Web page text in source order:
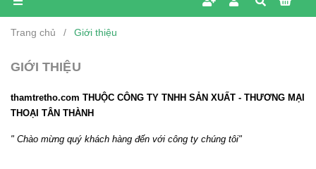
Trang chủ / Giới thiệu
GIỚI THIỆU
thamtretho.com THUỘC CÔNG TY TNHH SẢN XUẤT - THƯƠNG MẠI
THOẠI TÂN THÀNH
" Chào mừng quý khách hàng đến với công ty chúng tôi"